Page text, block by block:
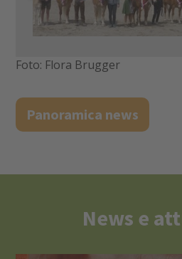
Foto: Flora Brugger
Panoramica news
News e